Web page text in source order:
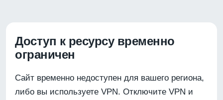
Доступ к ресурсу временно
ограничен
Сайт временно недоступен для вашего региона,
либо вы используете VPN. Отключите VPN и